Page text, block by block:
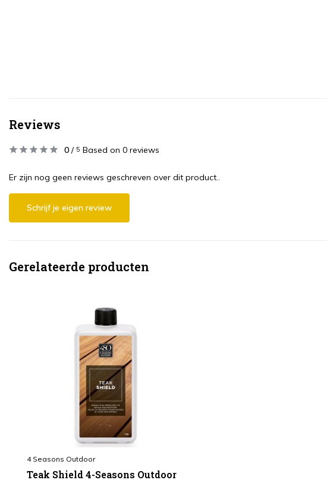
Reviews
0 / 5 Based on 0 reviews
Er zijn nog geen reviews geschreven over dit product..
Schrijf je eigen review
Gerelateerde producten
4 Seasons Outdoor
Teak Shield 4-Seasons Outdoor